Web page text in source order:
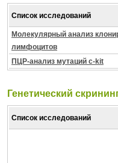
Список исследований
Молекулярный анализ
лимфоцитов
ПЦР-анализ мутаций c-kit
Генетический
Список исследований